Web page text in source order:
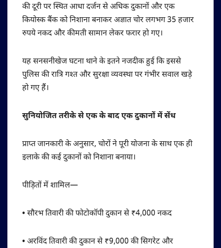
की दूरी पर स्थित आधा दर्जन से अधिक दुकानों और एक
कियोस्क बैंक को निशाना बनाकर अज्ञात चोर लगभग 35 हजार
रुपये नकद और कीमती सामान लेकर फरार हो गए।
यह सनसनीखेज घटना थाने के इतने नजदीक हुई कि इससे
पुलिस की रात्रि गश्त और सुरक्षा व्यवस्था पर गंभीर सवाल खड़े
हो गए हैं।
सुनियोजित तरीके से एक के बाद एक दुकानों में सेंध
प्राप्त जानकारी के अनुसार, चोरों ने पूरी योजना के साथ एक ही
इलाके की कई दुकानों को निशाना बनाया।
पीड़ितों में शामिल—
• सौरभ तिवारी की फोटोकॉपी दुकान से ₹4,000 नकद
• अरविंद तिवारी की दुकान से ₹9,000 की सिगरेट और